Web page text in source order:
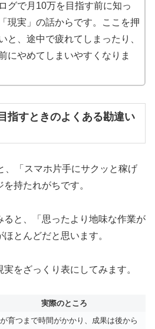
グで月10万を目指す前に知っ
現実」の話からです。ここを押
と、途中で疲れてしまったり、
にやめてしまいやすくなりま
指すときのよくある勘違い
、「スマホ片手にサクッと稼げ
持たれがちです。
ると、「思ったより地味な作業が
とんどだと思います。
をざっくり表にしてみます。
実際のところ
育つまで時間がかかり、成果は後から